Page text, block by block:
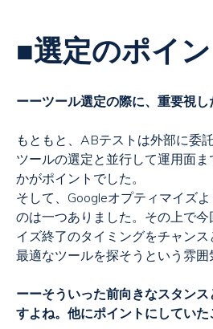
■選定のポイ
ーーツール選定の際に、重要視し
もともと、ABテストは外部に委
ツールの選定と並行して運用面
かがポイントでした。
そして、Googleオプティマイズ
のは一つありました。その上で
イズ終了のタイミングをチャン
最適なツールを探そうという雰囲
ーーそういった前向きなスタン
すよね。他にポイントにしていた